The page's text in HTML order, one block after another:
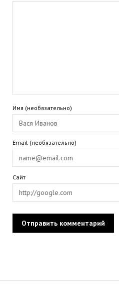
Имя (необязательно)
Email (необязательно)
Сайт